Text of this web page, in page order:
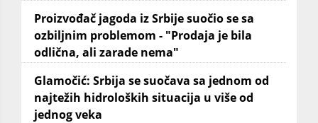
Proizvođač jagoda iz Srbije suočio se sa
ozbiljnim problemom - "Prodaja je bila
odlična, ali zarade nema"
Glamočić: Srbija se suočava sa jednom od
najtežih hidroloških situacija u više od
jednog veka